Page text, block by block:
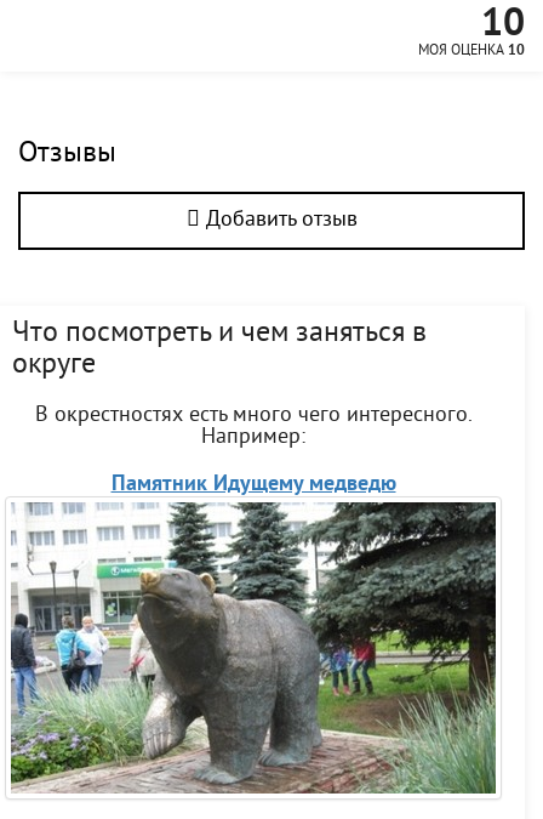
10
МОЯ ОЦЕНКА 10
Отзывы
Добавить отзыв
Что посмотреть и чем заняться в
округе
В окрестностях есть много чего интересного.
Например:
Памятник Идущему медведю